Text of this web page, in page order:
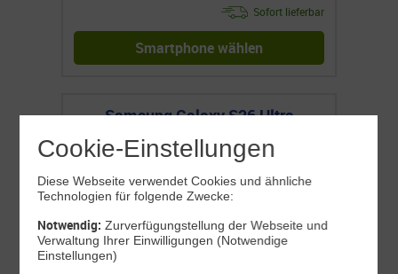
Sofort lieferbar
Smartphone wählen
Samsung Galaxy S26 Ultra
Cookie-Einstellungen
Diese Webseite verwendet Cookies und ähnliche
Technologien für folgende Zwecke:
Notwendig: Zurverfügungstellung der Webseite und
Verwaltung Ihrer Einwilligungen (Notwendige
Einstellungen)